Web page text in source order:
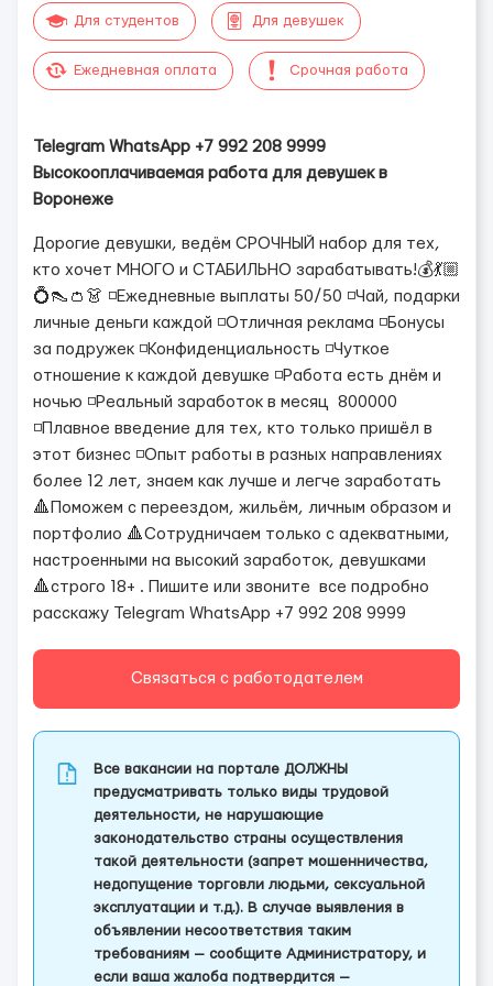
Для студентов Для девушек
Ежедневная оплата Срочная работа
Telegram WhatsApp +7 992 208 9999
Высокооплачиваемая работа для девушек в
Воронеже
Дорогие девушки, ведём СРОЧНЫЙ набор для тех,
кто хочет МНОГО и СТАБИЛЬНО зарабатывать!💰💃🏼
💍👠👛👗 ◽️Ежедневные выплаты 50/50 ◽️Чай, подарки
личные деньги каждой ◽️Отличная реклама ◽️Бонусы
за подружек ◽️Конфиденциальность ◽️Чуткое
отношение к каждой девушке ◽️Работа есть днём и
ночью ◽️Реальный заработок в месяц 800000
◽️Плавное введение для тех, кто только пришёл в
этот бизнес ◽️Опыт работы в разных направлениях
более 12 лет, знаем как лучше и легче заработать
🔺Поможем с переездом, жильём, личным образом и
портфолио 🔺Сотрудничаем только с адекватными,
настроенными на высокий заработок, девушками
🔺строго 18+ . Пишите или звоните все подробно
расскажу Telegram WhatsApp +7 992 208 9999
Связаться с работодателем
Все вакансии на портале ДОЛЖНЫ
предусматривать только виды трудовой
деятельности, не нарушающие
законодательство страны осуществления
такой деятельности (запрет мошенничества,
недопущение торговли людьми, сексуальной
эксплуатации и т.д.). В случае выявления в
объявлении несоответствия таким
требованиям — сообщите Администратору, и
если ваша жалоба подтвердится —